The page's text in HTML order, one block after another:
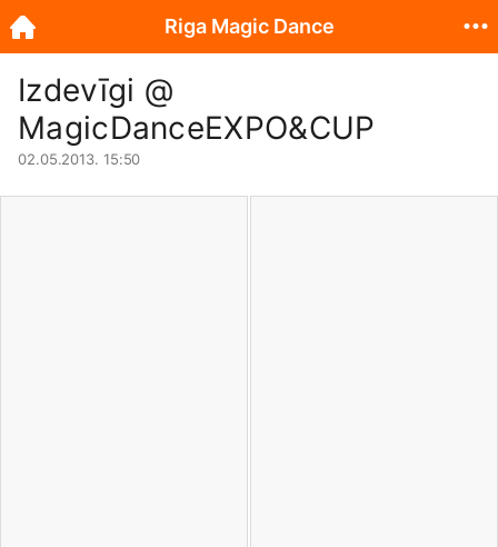
Izdevīgi @
MagicDanceEXPO&CUP
02.05.2013. 15:50
Riga Magic Dance